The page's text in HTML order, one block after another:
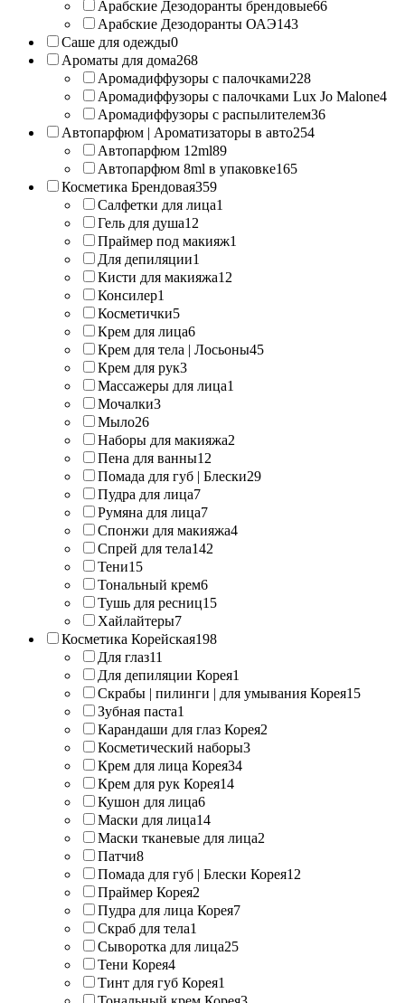
Арабские Дезодоранты брендовые66
Арабские Дезодоранты ОАЭ143
Саше для одежды0
Ароматы для дома268
Аромадиффузоры с палочками228
Аромадиффузоры с палочками Lux Jo Malone4
Аромадиффузоры с распылителем36
Автопарфюм | Ароматизаторы в авто254
Автопарфюм 12ml89
Автопарфюм 8ml в упаковке165
Косметика Брендовая359
Салфетки для лица1
Гель для душа12
Праймер под макияж1
Для депиляции1
Кисти для макияжа12
Консилер1
Косметички5
Крем для лица6
Крем для тела | Лосьоны45
Крем для рук3
Массажеры для лица1
Мочалки3
Мыло26
Наборы для макияжа2
Пена для ванны12
Помада для губ | Блески29
Пудра для лица7
Румяна для лица7
Спонжи для макияжа4
Спрей для тела142
Тени15
Тональный крем6
Тушь для ресниц15
Хайлайтеры7
Косметика Корейская198
Для глаз11
Для депиляции Корея1
Скрабы | пилинги | для умывания Корея15
Зубная паста1
Карандаши для глаз Корея2
Косметический наборы3
Крем для лица Корея34
Крем для рук Корея14
Кушон для лица6
Маски для лица14
Маски тканевые для лица2
Патчи8
Помада для губ | Блески Корея12
Праймер Корея2
Пудра для лица Корея7
Скраб для тела1
Сыворотка для лица25
Тени Корея4
Тинт для губ Корея1